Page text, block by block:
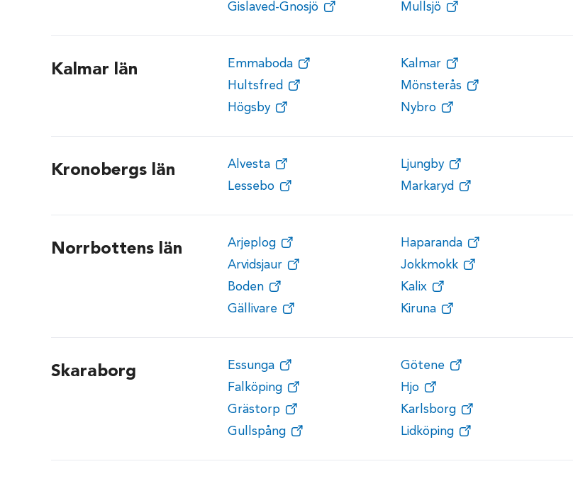
Gislaved-Gnosjö
Mullsjö
Kalmar län
Emmaboda
Hultsfred
Högsby
Kalmar
Mönsterås
Nybro
Kronobergs län
Alvesta
Lessebo
Ljungby
Markaryd
Norrbottens län
Arjeplog
Arvidsjaur
Boden
Gällivare
Haparanda
Jokkmokk
Kalix
Kiruna
Skaraborg
Essunga
Falköping
Grästorp
Gullspång
Götene
Hjo
Karlsborg
Lidköping